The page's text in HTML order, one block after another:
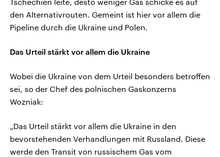
Tschechien leite, desto weniger Gas schicke es auf
den Alternativrouten. Gemeint ist hier vor allem die
Pipeline durch die Ukraine und Polen.
Das Urteil stärkt vor allem die Ukraine
Wobei die Ukraine von dem Urteil besonders betroffen
sei, so der Chef des polnischen Gaskonzerns
Wozniak:
„Das Urteil stärkt vor allem die Ukraine in den
bevorstehenden Verhandlungen mit Russland. Diese
werde den Transit von russischem Gas vom